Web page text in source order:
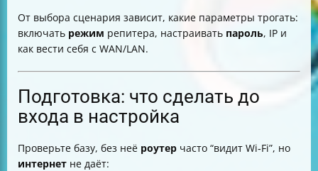
От выбора сценария зависит, какие параметры трогать:
включать режим репитера, настраивать пароль, IP и
как вести себя с WAN/LAN.
Подготовка: что сделать до
входа в настройка
Проверьте базу, без неё роутер часто “видит Wi‑Fi”, но
интернет не даёт: